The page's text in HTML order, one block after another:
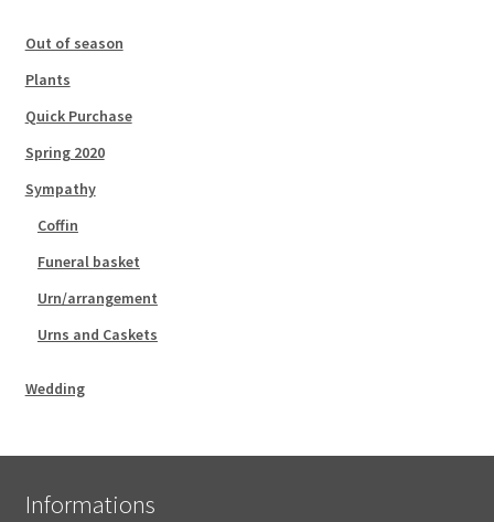
Out of season
Plants
Quick Purchase
Spring 2020
Sympathy
Coffin
Funeral basket
Urn/arrangement
Urns and Caskets
Wedding
Informations